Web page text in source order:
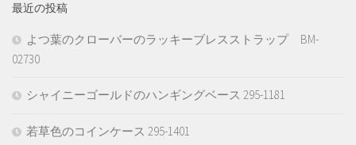
最近の投稿
よつ葉のクローバーのラッキーブレスストラップ BM-
02730
シャイニーゴールドのハンギングベース 295-1181
若草色のコインケース 295-1401